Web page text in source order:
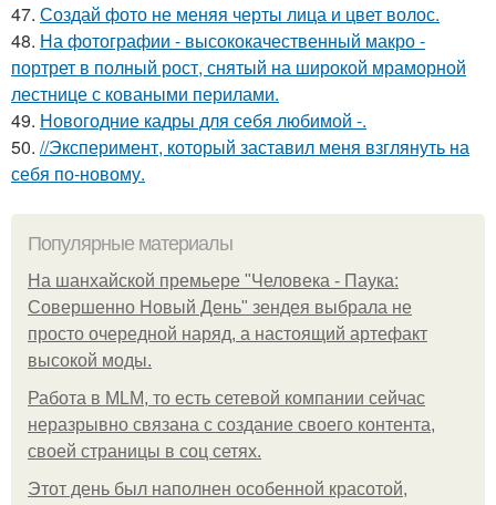
47. Создай фото не меняя черты лица и цвет волос.
48. На фотографии - высококачественный макро -
портрет в полный рост, снятый на широкой мраморной
лестнице с коваными перилами.
49. Новогодние кадры для себя любимой -.
50. //Эксперимент, который заставил меня взглянуть на
себя по-новому.
Популярные материалы
На шанхайской премьере "Человека - Паука:
Совершенно Новый День" зендея выбрала не
просто очередной наряд, а настоящий артефакт
высокой моды.
Работа в MLM, то есть сетевой компании сейчас
неразрывно связана с создание своего контента,
своей страницы в соц сетях.
Этот день был наполнен особенной красотой,